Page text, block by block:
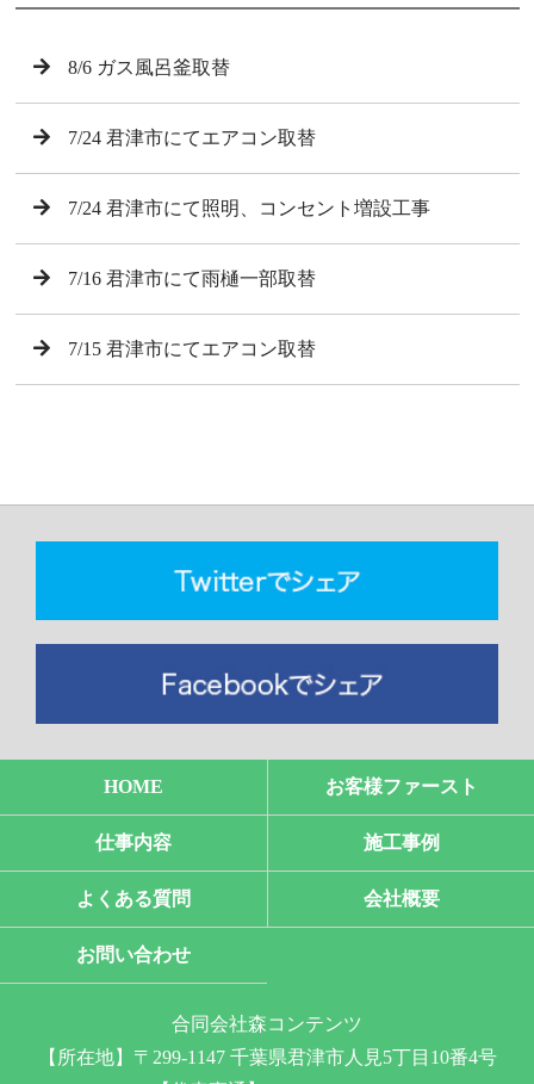
8/6 ガス風呂釜取替
7/24 君津市にてエアコン取替
7/24 君津市にて照明、コンセント増設工事
7/16 君津市にて雨樋一部取替
7/15 君津市にてエアコン取替
HOME お客様ファースト
仕事内容 施工事例
よくある質問 会社概要
お問い合わせ
合同会社森コンテンツ
【所在地】〒299-1147 千葉県君津市人見5丁目10番4号